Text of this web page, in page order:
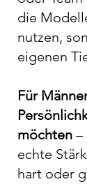
die
nutzen,
eigenen
Für
möchten –
echte
hart oder